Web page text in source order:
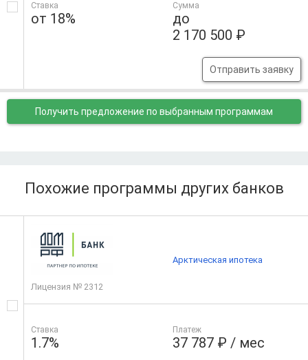
Ставка
от 18%
Сумма
до
2 170 500 ₽
Отправить заявку
Получить предложение по выбранным программам
Похожие программы других банков
Лицензия № 2312
Ставка
1.7%
Платеж
37 787 ₽ / мес
Арктическая ипотека